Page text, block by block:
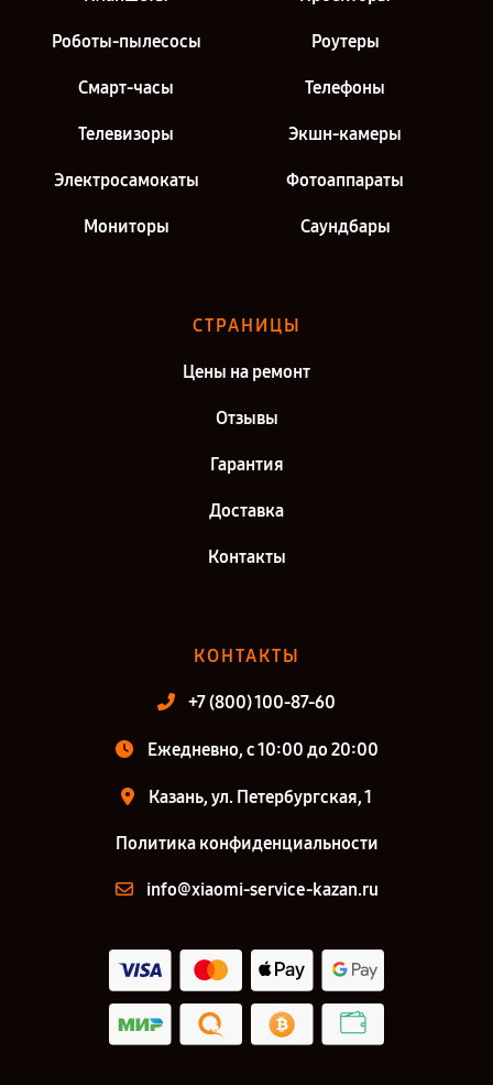
Роботы-пылесосы Роутеры
Смарт-часы Телефоны
Телевизоры Экшн-камеры
Электросамокаты Фотоаппараты
Мониторы Саундбары
СТРАНИЦЫ
Цены на ремонт
Отзывы
Гарантия
Доставка
Контакты
КОНТАКТЫ
+7 (800) 100-87-60
Ежедневно, с 10:00 до 20:00
Казань, ул. Петербургская, 1
Политика конфиденциальности
info@xiaomi-service-kazan.ru